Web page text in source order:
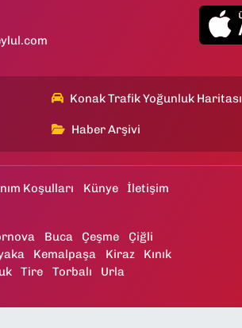
Konak Trafik Yoğunluk Haritası
Haber Arşivi
Koşulları Künye
İletişim
Buca Çeşme
Çiğli
Kemalpaşa Kiraz
Kınık
Tire Torbalı Urla